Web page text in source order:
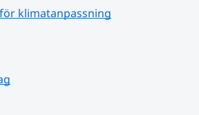
klimatanpassning